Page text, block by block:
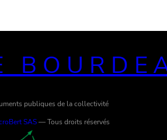
publiques de la collectivité
SAS— Tous droits réservés